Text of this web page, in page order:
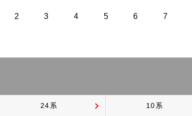
2 3 4 5 6 7
24系 10系